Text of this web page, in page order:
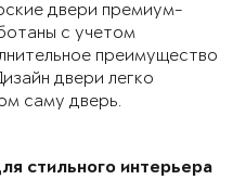
двери премиум-
с учетом
преимущество
двери легко
саму дверь.
стильного интерьера